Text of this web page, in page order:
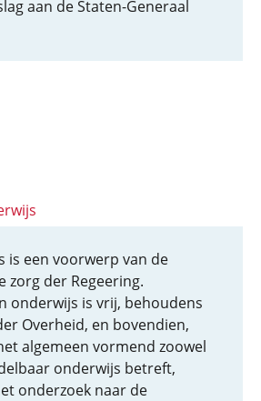
aan de Staten-Generaal
is een voorwerp van de
zorg der Regeering.
onderwijs is vrij, behoudens
Overheid, en bovendien,
algemeen vormend zoowel
onderwijs betreft,
onderzoek naar de